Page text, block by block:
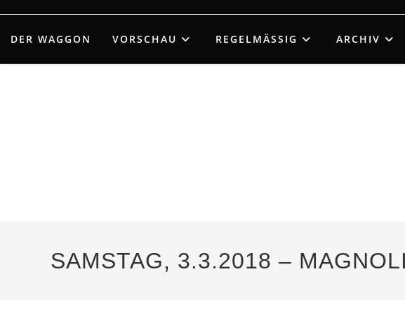
springen
DER WAGGON VORSCHAU REGELMÄSSIG ARCHIV
SAMSTAG, 3.3.2018 –